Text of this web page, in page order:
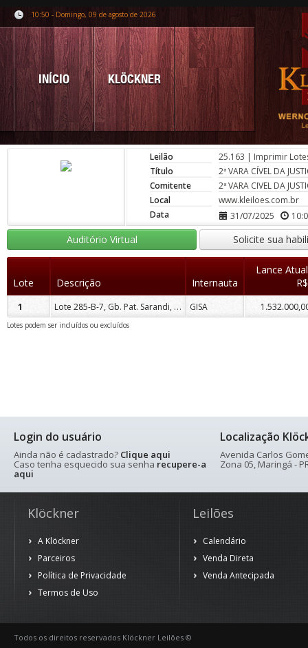
10:50 - Domingo, 09 de agosto de 2026
INÍCIO KLÖCKNER
Leilão 25.163 | Imprimir
Título
2ª VARA CÍVEL DA
Comitente
2ª VARA CIVEL DA
Local
www.kleiloes.com.br
Data
31/07/2025
Auditório Virtual Solicite sua
Lote Descrição Internauta
Lance Atual
R$
1 Lote 285-B-7, Gb. Pat. Sarandi, Sarandi/Pr. GISA
Lotes podem ser incluídos ou excluídos
Login do usuário
Ainda não é cadastrado? Clique aqui
Caso tenha esquecido sua senha recupere-a
aqui
Localização
Avenida Carlos
Zona 05, Maringá -
Klöckner
A Klöckner
Parceiros
Política de Privacidade
Termos de Uso
Leilões
Calendário
Venda Direta
Venda Antecipada
Todos os direitos reservados Klöckner Leilões ©